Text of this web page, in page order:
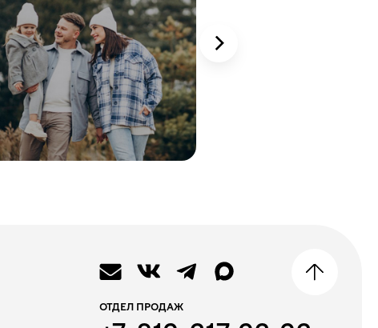
ОТДЕЛ ПРОДАЖ